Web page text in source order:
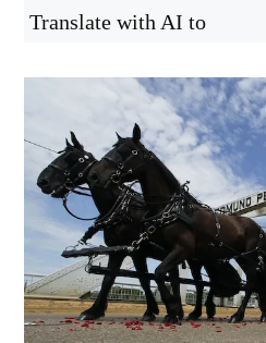
Translate with AI to